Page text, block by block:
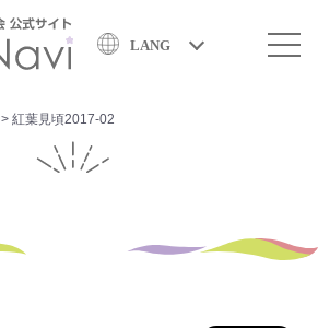
LANG
>紅葉見頃2017-02